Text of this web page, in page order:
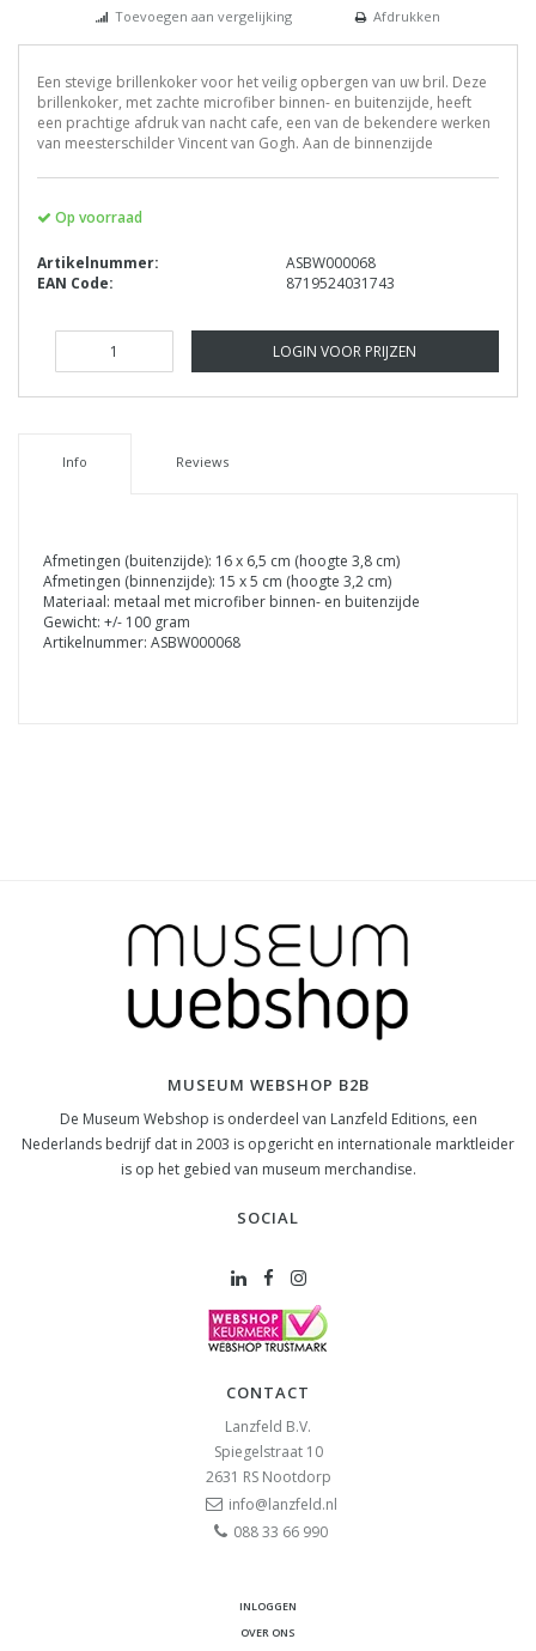
Toevoegen aan vergelijking
Afdrukken
Een stevige brillenkoker voor het veilig opbergen van uw bril. Deze
brillenkoker, met zachte microfiber binnen- en buitenzijde, heeft
een prachtige afdruk van nacht cafe, een van de bekendere werken
van meesterschilder Vincent van Gogh. Aan de binnenzijde
Op voorraad
Artikelnummer:
ASBW000068
EAN Code:
8719524031743
LOGIN VOOR PRIJZEN
Info Reviews
Afmetingen (buitenzijde): 16 x 6,5 cm (hoogte 3,8 cm)
Afmetingen (binnenzijde): 15 x 5 cm (hoogte 3,2 cm)
Materiaal: metaal met microfiber binnen- en buitenzijde
Gewicht: +/- 100 gram
Artikelnummer: ASBW000068
MUSEUM WEBSHOP B2B
De Museum Webshop is onderdeel van Lanzfeld Editions, een
Nederlands bedrijf dat in 2003 is opgericht en internationale marktleider
is op het gebied van museum merchandise.
SOCIAL
CONTACT
Lanzfeld B.V.
Spiegelstraat 10
2631 RS Nootdorp
info@lanzfeld.nl
088 33 66 990
INLOGGEN
OVER ONS